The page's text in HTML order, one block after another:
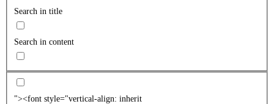
Search in title
Search in content
"><font style="vertical-align: inherit